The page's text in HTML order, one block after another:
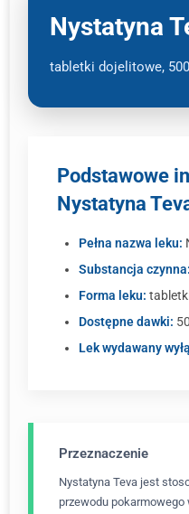
Nystatyna
tabletki dojelitowe,
Podstawowe
Nystatyna
Pełna nazwa leku:
Substancja czynna:
Forma leku:
Dostępne dawki:
Lek wydawany
Przeznaczenie
Nystatyna Teva jest
przewodu pokarmowego